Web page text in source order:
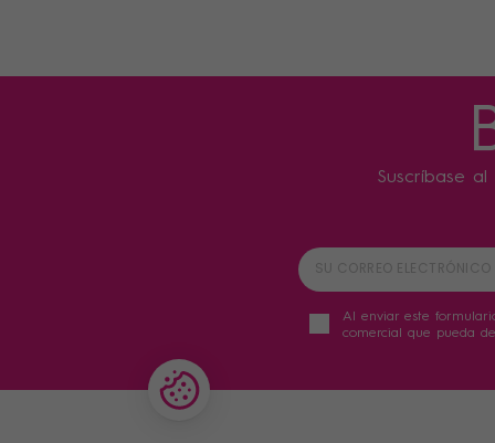
Suscríbase
Al enviar este
comercial que pueda